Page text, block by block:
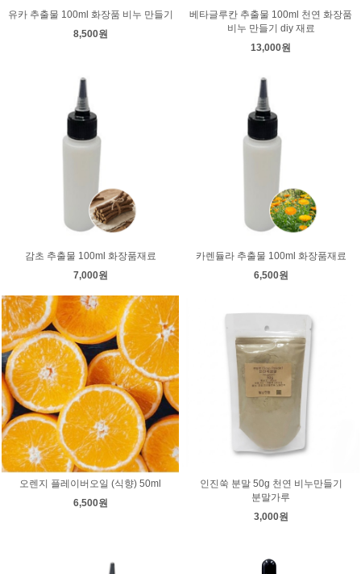
유카 추출물 100ml 화장품 비누 만들기
8,500원
베타글루칸 추출물 100ml 천연 화장품
비누 만들기 diy 재료
13,000원
감초 추출물 100ml 화장품재료
7,000원
카렌듈라 추출물 100ml 화장품재료
6,500원
오렌지 플레이버오일 (식향) 50ml
6,500원
인진쑥 분말 50g 천연 비누만들기
분말가루
3,000원